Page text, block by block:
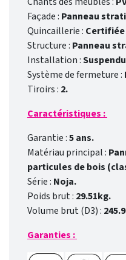
Façade : Panneau
Quincaillerie :
Structure : Panneau
Installation :
Système de fermeture :
Tiroirs : 2.
Caractéristiques :
Garantie :5 ans.
Matériau principal :
particules de bois
Série : Noja.
Poids brut : 29.51kg.
Volume brut (D3) :
Garanties :